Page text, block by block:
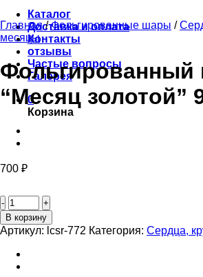
Каталог
Доставка и оплата
Контакты
отзывы
Частые вопросы
Галерея
0
Корзина
Главная / Фольгированные шары /
месяцы
Фольгированный
“Месяц золотой”
700 ₽
товара
Фольгированный
шар
золотой"
90см
В корзину
Артикул: lcsr-772 Категория: Сердца,